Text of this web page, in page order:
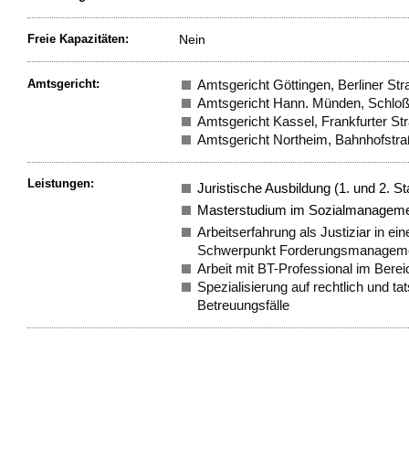
Freie Kapazitäten: Nein
Amtsgericht:
Amtsgericht Göttingen, Berliner
Amtsgericht Hann. Münden,
Amtsgericht Kassel, Frankfurter
Amtsgericht Northeim,
Leistungen:
Juristische Ausbildung (1. und 2.
Masterstudium im
Arbeitserfahrung als Justiziar in
Schwerpunkt
Arbeit mit BT-Professional im
Spezialisierung auf rechtlich und
Betreuungsfälle